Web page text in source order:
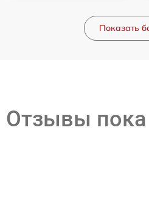
Показать
Отзывы